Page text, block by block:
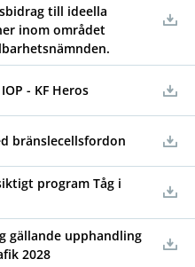
till ideella
inom området
- KF Heros
bränslecellsfordon
program Tåg i
gällande upphandling
2028